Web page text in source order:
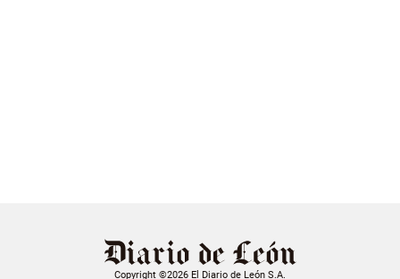
Copyright ©2026 El Diario de León S.A.